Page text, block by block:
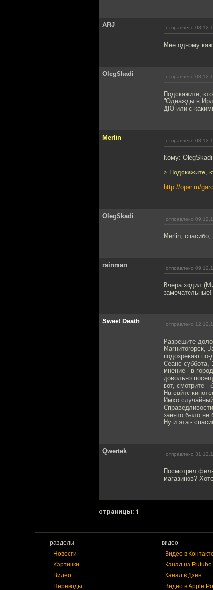
ARJ отправлено
Мне одному
OlegSkadi отправлено
Подскажите,
"Однажды в
ДЮ или с
Merlin отправлено
Кому: OlegSkadi,
> Подскажите,
http://oper.ru/
OlegSkadi отправлено
Merlin, cпасибо,
rainman отправлено
Вчера ходил
Sweet Death отправлено
Разрешите
Магнитогорск,
подозреваю по-
Сеанс суббота,
мнение - в
довольно
вот, смотрите -
На сайте
Имхо
занято было не
Ну и эта -
Qwertek отправлено
Посмотрел
магазинов?
cтраницы: 1
разделы
Новости
Картинки
Видео
Переводы
видео
Видео в Контакте
Канал на Rutube
Канал в Дзен
Видео в Apple